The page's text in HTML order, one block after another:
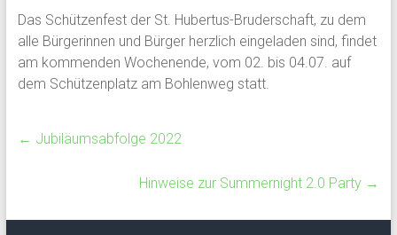
Das Schützenfest der St. Hubertus-Bruderschaft, zu dem
alle Bürgerinnen und Bürger herzlich eingeladen sind, findet
am kommenden Wochenende, vom 02. bis 04.07. auf
dem Schützenplatz am Bohlenweg statt.
← Jubiläumsabfolge 2022
Hinweise zur Summernight 2.0 Party →